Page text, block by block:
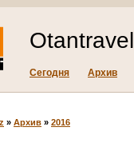
Сегодня Архив
» Архив » 2016